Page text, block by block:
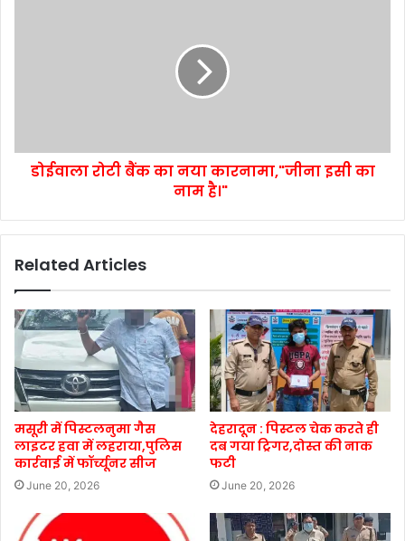
डोईवाला रोटी बैंक का नया कारनामा,"जीना इसी का
नाम है।"
Related Articles
मसूरी में पिस्टलनुमा गैस
लाइटर हवा में लहराया,पुलिस
कार्रवाई में फॉर्च्यूनर सीज
June 20, 2026
देहरादून : पिस्टल चेक करते ही
दब गया ट्रिगर,दोस्त की नाक
फटी
June 20, 2026